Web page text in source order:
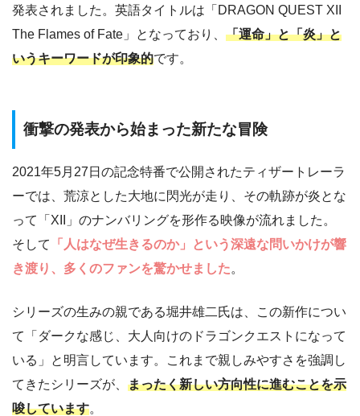
発表されました。英語タイトルは「DRAGON QUEST XII
The Flames of Fate」となっており、 「運命」と「炎」と
いうキーワードが印象的です。
衝撃の発表から始まった新たな冒険
2021年5月27日の記念特番で公開されたティザートレーラ
ーでは、荒涼とした大地に閃光が走り、その軌跡が炎とな
って「XII」のナンバリングを形作る映像が流れました。
そして
「人はなぜ生きるのか」という深遠な問いかけが響
き渡り、多くのファンを驚かせました。
シリーズの生みの親である堀井雄二氏は、この新作につい
て「ダークな感じ、大人向けのドラゴンクエストになって
いる」と明言しています。これまで親しみやすさを強調し
てきたシリーズが、 まったく新しい方向性に進むことを示
唆しています。